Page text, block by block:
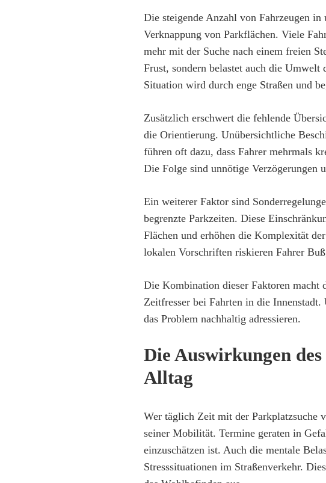
Die steigende Anzahl von Fahrzeugen
Verknappung von Parkflächen. Viele
mehr mit der Suche nach einem freien
Frust, sondern belastet auch die
Situation wird durch enge Straßen und
Zusätzlich erschwert die fehlende
die Orientierung. Unübersichtliche
führen oft dazu, dass Fahrer mehrmals
Die Folge sind unnötige Verzögerungen
Ein weiterer Faktor sind
begrenzte Parkzeiten. Diese
Flächen und erhöhen die Komplexität
lokalen Vorschriften riskieren Fahrer
Die Kombination dieser Faktoren macht
Zeitfresser bei Fahrten in die
das Problem nachhaltig adressieren.
Die Auswirkungen
Alltag
Wer täglich Zeit mit der Parkplatzsuche
seiner Mobilität. Termine geraten in
einzuschätzen ist. Auch die mentale
Stresssituationen im Straßenverkehr.